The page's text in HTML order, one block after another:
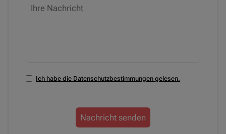
Ich habe die Datenschutzbestimmungen gelesen.
Nachricht senden